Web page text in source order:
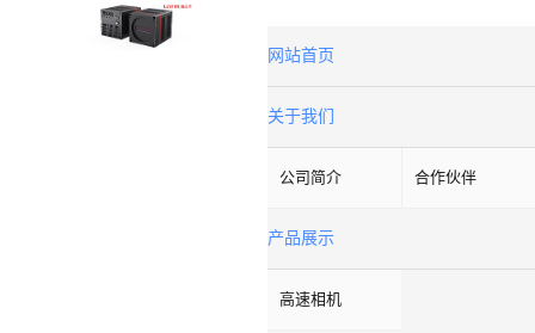
网站首页
关于我们
公司简介 合作伙伴
产品展示
高速相机